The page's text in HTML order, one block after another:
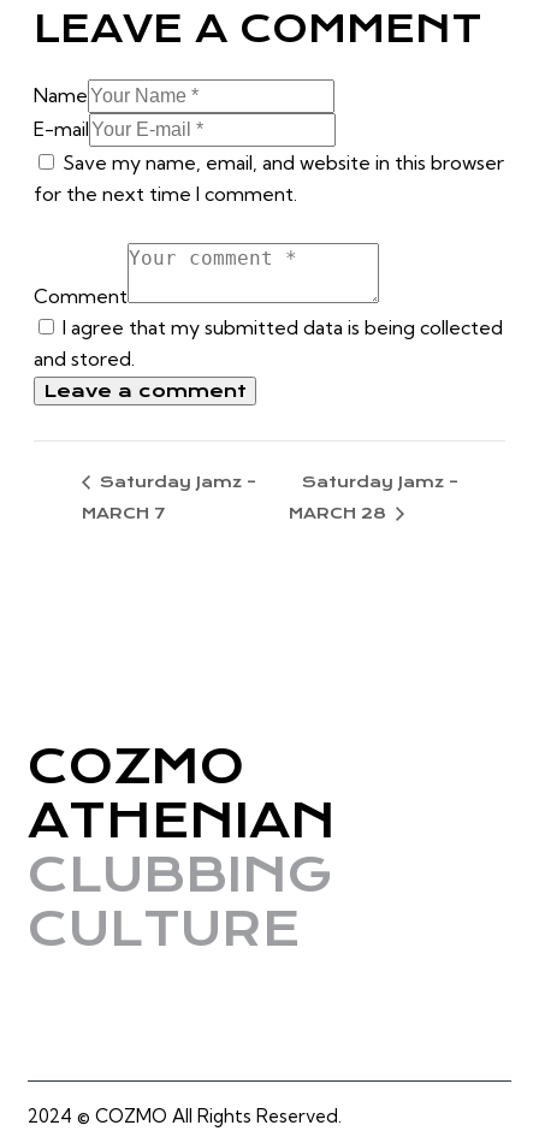
LEAVE A COMMENT
Name
E-mail
Save my name, email, and website in this browser
for the next time I comment.
Comment
I agree that my submitted data is being collected
and stored.
Saturday Jamz –
MARCH 7
Saturday Jamz –
MARCH 28
COZMO
ATHENIAN
CLUBBING
CULTURE
2024 © COZMO All Rights Reserved.